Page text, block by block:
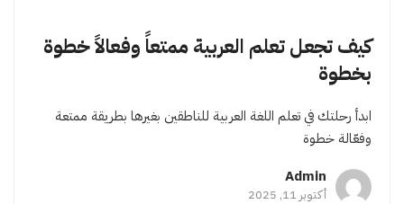
كيف تجعل تعلم العربية ممتعاً وفعالاً خطوة
بخطوة
ابدأ رحلتك في تعلم اللغة العربية للناطقين بغيرها بطريقة ممتعة
وفعّالة خطوة
Admin
أكتوبر 11, 2025